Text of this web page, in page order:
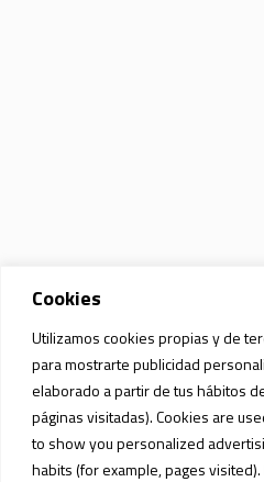
Cookies
Utilizamos cookies propias y de
para mostrarte publicidad
elaborado a partir de tus hábitos
páginas visitadas). Cookies are
to show you personalized
habits (for example, pages visited).